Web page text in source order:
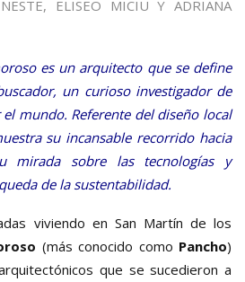
ELISEO MICIU Y ADRIANA
es un arquitecto que se define
un curioso investigador de
mundo. Referente del diseño local
su incansable recorrido hacia
mirada sobre las tecnologías y
de la sustentabilidad.
viviendo en San Martín de los
(más conocido como Pancho)
que se sucedieron a